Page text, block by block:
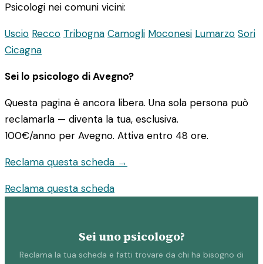
Psicologi nei comuni vicini:
Uscio Recco Tribogna Camogli Moconesi Lumarzo Sori
Cicagna
Sei lo psicologo di Avegno?
Questa pagina è ancora libera. Una sola persona può
reclamarla — diventa la tua, esclusiva.
100€/anno per Avegno. Attiva entro 48 ore.
Reclama questa scheda →
Reclama questa scheda
Sei uno psicologo?
Reclama la tua scheda e fatti trovare da chi ha bisogno di